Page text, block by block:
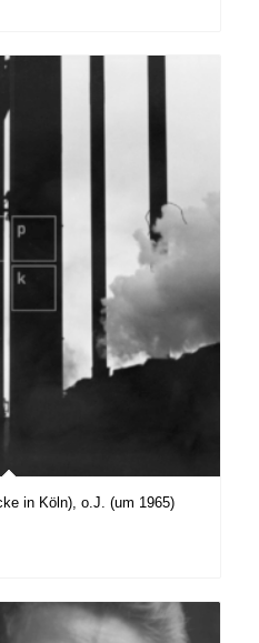
in Köln), o.J. (um 1965)